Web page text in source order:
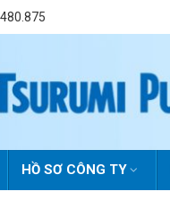
HỒ SƠ CÔNG TY